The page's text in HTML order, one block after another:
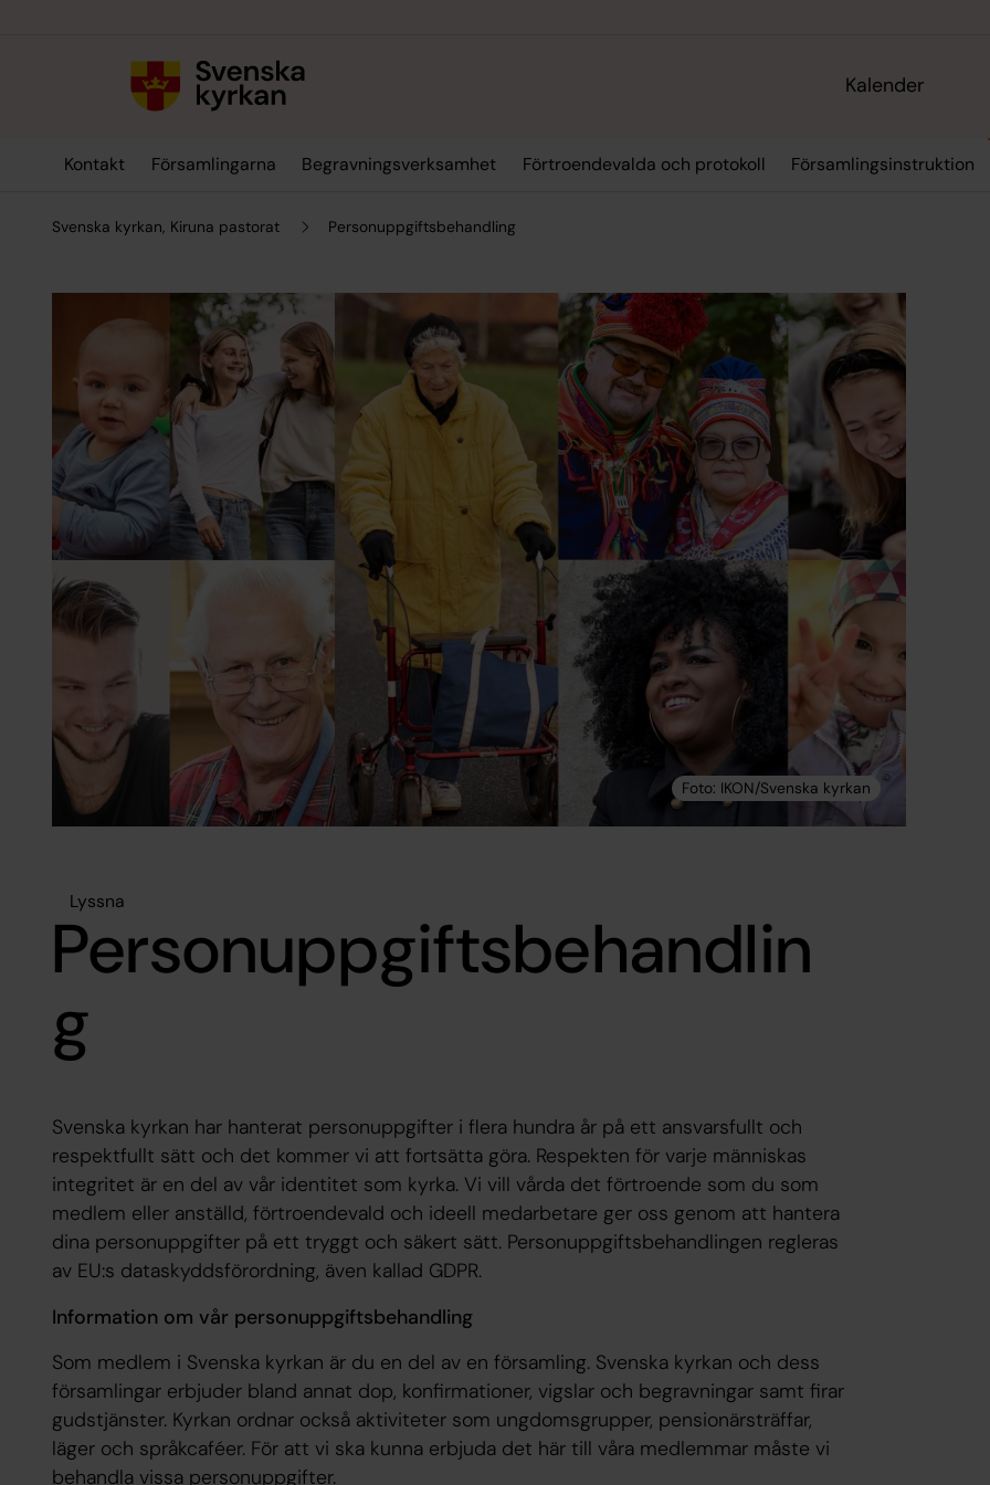
Kalender
Kontakt Församlingarna Begravningsverksamhet Förtroendevalda och protokoll Församlingsinstruktion
Svenska kyrkan, Kiruna pastorat Personuppgiftsbehandling
Lyssna
Personuppgiftsbehandlin
g
Svenska kyrkan har hanterat personuppgifter i flera hundra år på ett ansvarsfullt och
respektfullt sätt och det kommer vi att fortsätta göra. Respekten för varje människas
integritet är en del av vår identitet som kyrka. Vi vill vårda det förtroende som du som
medlem eller anställd, förtroendevald och ideell medarbetare ger oss genom att hantera
dina personuppgifter på ett tryggt och säkert sätt. Personuppgiftsbehandlingen regleras
av EU:s dataskyddsförordning, även kallad GDPR.
Information om vår personuppgiftsbehandling
Som medlem i Svenska kyrkan är du en del av en församling. Svenska kyrkan och dess
församlingar erbjuder bland annat dop, konfirmationer, vigslar och begravningar samt firar
gudstjänster. Kyrkan ordnar också aktiviteter som ungdomsgrupper, pensionärsträffar,
läger och språkcaféer. För att vi ska kunna erbjuda det här till våra medlemmar måste vi
behandla vissa personuppgifter.